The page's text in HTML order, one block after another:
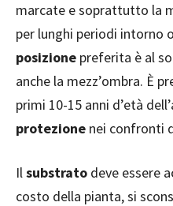
marcate e soprattutto la
per lunghi periodi intorno
posizione preferita è al
anche la mezz’ombra. È
primi 10-15 anni d’età
protezione nei confronti
Ilsubstrato deve essere
costo della pianta, si